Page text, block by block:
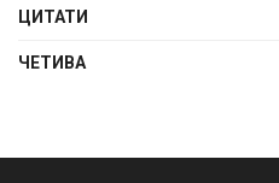
ЦИТАТИ
ЧЕТИВА